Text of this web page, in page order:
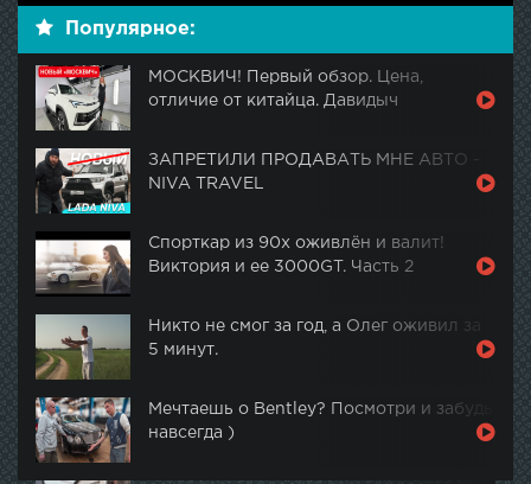
Популярное:
МОСКВИЧ! Первый обзор. Цена,
отличие от китайца. Давидыч
ЗАПРЕТИЛИ ПРОДАВАТЬ МНЕ АВТО -
NIVA TRAVEL
Спорткар из 90х оживлён и валит!
Виктория и ее 3000GT. Часть 2
Никто не смог за год, а Олег оживил за
5 минут.
Мечтаешь о Bentley? Посмотри и забудь
навсегда )